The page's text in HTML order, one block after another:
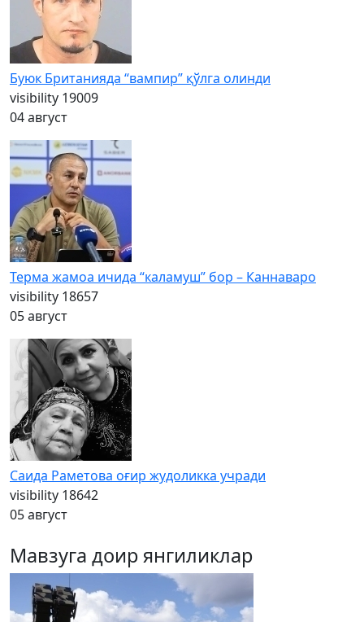
Буюк Британияда “вампир” қўлга олинди
visibility 19009
04 август
Терма жамоа ичида “каламуш” бор – Каннаваро
visibility 18657
05 август
Саида Раметова оғир жудоликка учради
visibility 18642
05 август
Мавзуга доир янгиликлар